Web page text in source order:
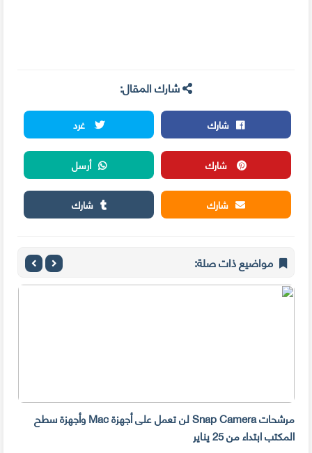
شارك المقال:
شارك
غرد
شارك
أرسل
شارك
شارك
مواضيع ذات صلة:
مرشحات Snap Camera لن تعمل على أجهزة Mac وأجهزة سطح
المكتب ابتداء من 25 يناير